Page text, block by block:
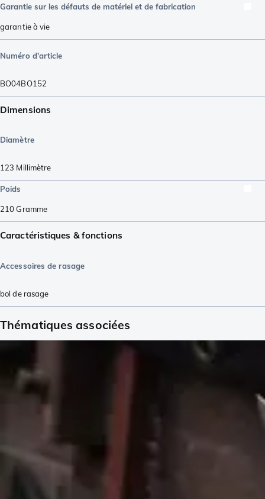
Garantie sur les défauts de matériel et de fabrication
garantie à vie
Numéro d'article
BO04BO152
Dimensions
Diamètre
123 Millimètre
Poids
210Gramme
Caractéristiques & fonctions
Accessoires de rasage
bol de rasage
Thématiques associées